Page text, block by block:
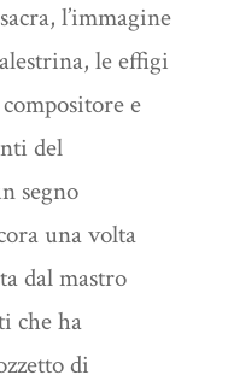
l’immagine
le effigi
e
del
segno
una volta
dal mastro
che ha
di